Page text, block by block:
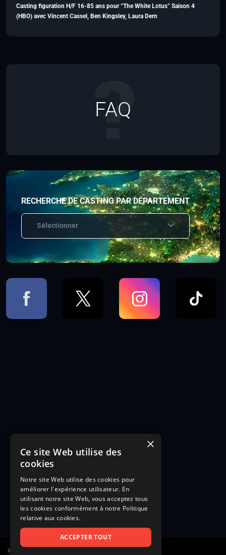
Casting figuration H/F 16-85 ans pour “The White Lotus” Saison 4
(HBO) avec Vincent Cassel, Ben Kingsley, Laura Dern
FAQ
RECHERCHE DE CASTING PAR DÉPARTEMENT
Sélectionner
×
Ce site Web utilise des
cookies
Notre site Web utilise des cookies pour
améliorer l'expérience utilisateur. En
utilisant notre site Web, vous acceptez tous
les cookies conformément à notre Politique
relative aux cookies.
ACCEPTER TOUT